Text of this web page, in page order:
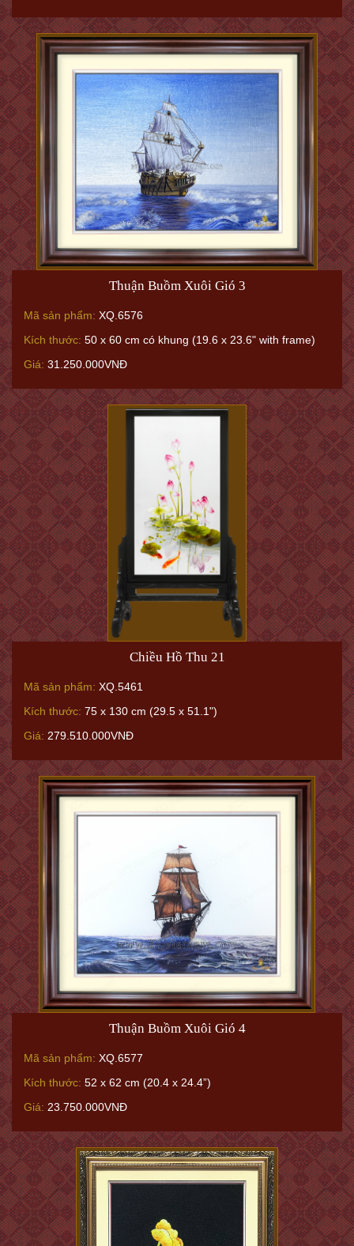
Thuận Buồm Xuôi Gió 3
Mã sản phẩm: XQ.6576
Kích thước: 50 x 60 cm có khung (19.6 x 23.6" with frame)
Giá: 31.250.000VNĐ
Chiều Hồ Thu 21
Mã sản phẩm: XQ.5461
Kích thước: 75 x 130 cm (29.5 x 51.1")
Giá: 279.510.000VNĐ
Thuận Buồm Xuôi Gió 4
Mã sản phẩm: XQ.6577
Kích thước: 52 x 62 cm (20.4 x 24.4”)
Giá: 23.750.000VNĐ